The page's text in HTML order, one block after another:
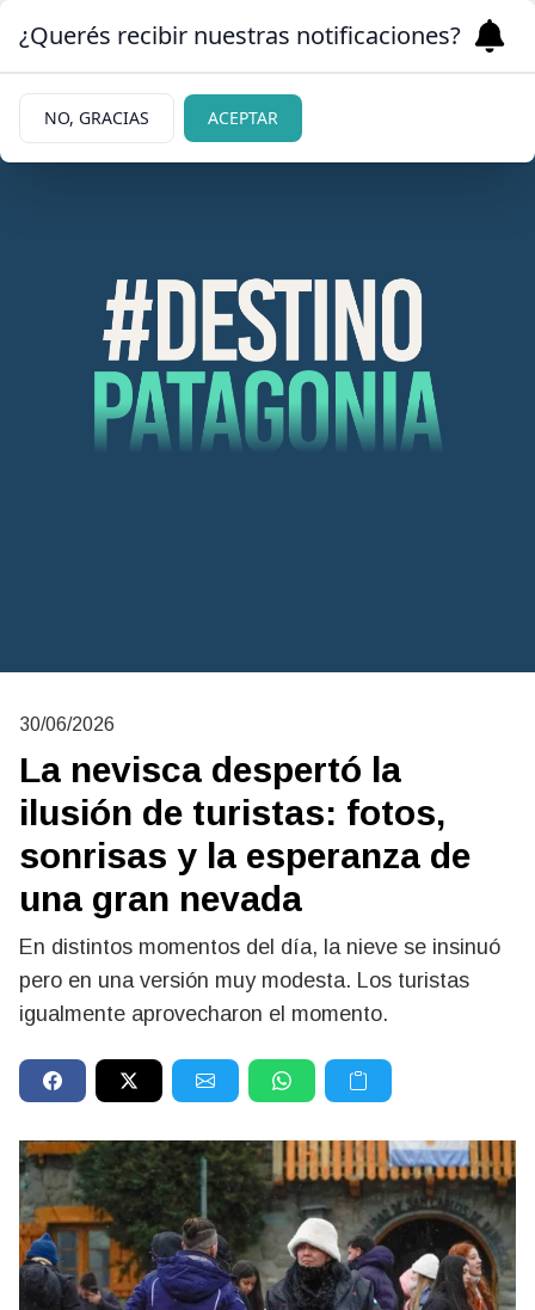
30/06/2026
La nevisca despertó la
ilusión de turistas: fotos,
sonrisas y la esperanza de
una gran nevada
En distintos momentos del día, la nieve se insinuó
pero en una versión muy modesta. Los turistas
igualmente aprovecharon el momento.
¿Querés recibir nuestras notificaciones?
NO, GRACIAS ACEPTAR